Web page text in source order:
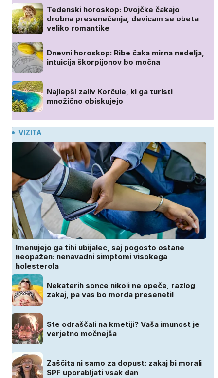
Tedenski horoskop: Dvojčke čakajo
drobna presenečenja, devicam se obeta
veliko romantike
Dnevni horoskop: Ribe čaka mirna nedelja,
intuicija škorpijonov bo močna
Najlepši zaliv Korčule, ki ga turisti
množično obiskujejo
VIZITA
Imenujejo ga tihi ubijalec, saj pogosto ostane
neopažen: nenavadni simptomi visokega
holesterola
Nekaterih sonce nikoli ne opeče, razlog
zakaj, pa vas bo morda presenetil
Ste odraščali na kmetiji? Vaša imunost je
verjetno močnejša
Zaščita ni samo za dopust: zakaj bi morali
SPF uporabljati vsak dan